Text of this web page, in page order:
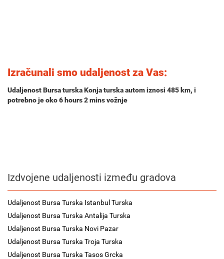
Izračunali smo udaljenost za Vas:
Udaljenost Bursa turska Konja turska autom iznosi 485 km, i
potrebno je oko6 hours 2 minsvožnje
Izdvojene udaljenosti između gradova
Udaljenost Bursa Turska Istanbul Turska
Udaljenost Bursa Turska Antalija Turska
Udaljenost Bursa Turska Novi Pazar
Udaljenost Bursa Turska Troja Turska
Udaljenost Bursa Turska Tasos Grcka